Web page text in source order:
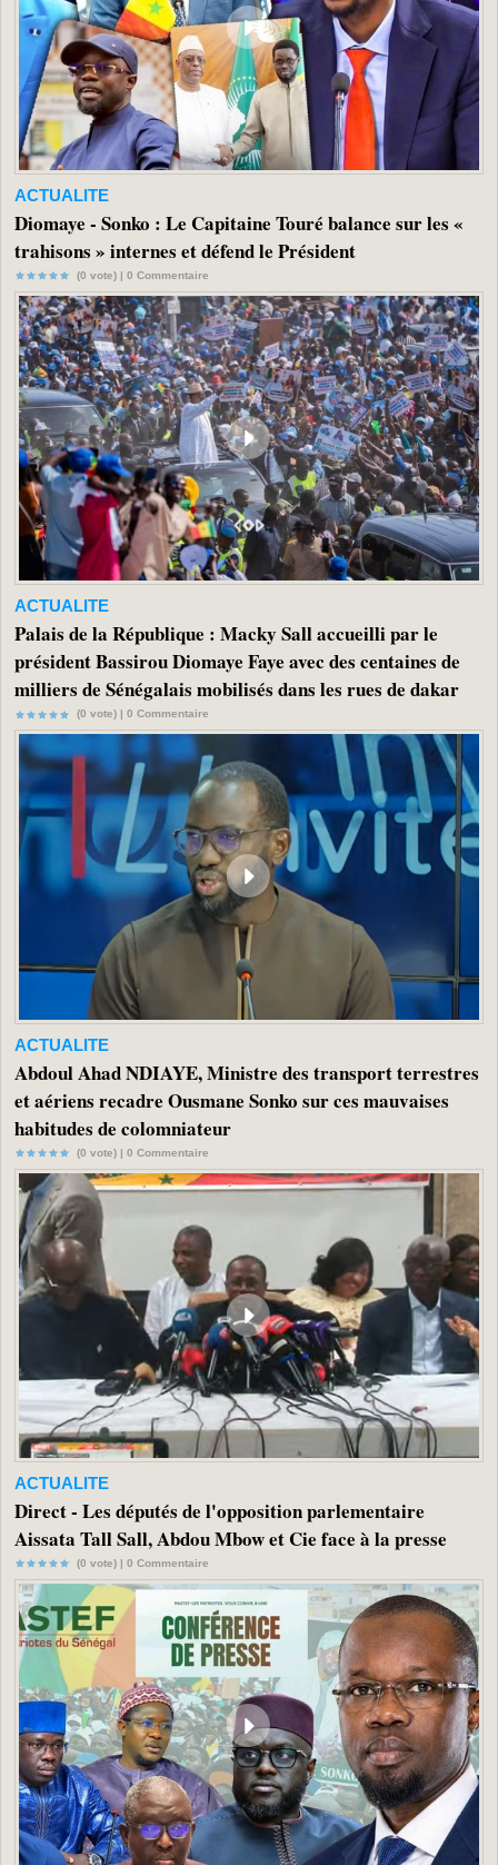
ACTUALITE
Diomaye - Sonko : Le Capitaine Touré balance sur les «
trahisons » internes et défend le Président
(0 vote) | 0 Commentaire
ACTUALITE
Palais de la République : Macky Sall accueilli par le
président Bassirou Diomaye Faye avec des centaines de
milliers de Sénégalais mobilisés dans les rues de dakar
(0 vote) | 0 Commentaire
ACTUALITE
Abdoul Ahad NDIAYE, Ministre des transport terrestres
et aériens recadre Ousmane Sonko sur ces mauvaises
habitudes de colomniateur
(0 vote) | 0 Commentaire
ACTUALITE
Direct - Les députés de l'opposition parlementaire
Aissata Tall Sall, Abdou Mbow et Cie face à la presse
(0 vote) | 0 Commentaire